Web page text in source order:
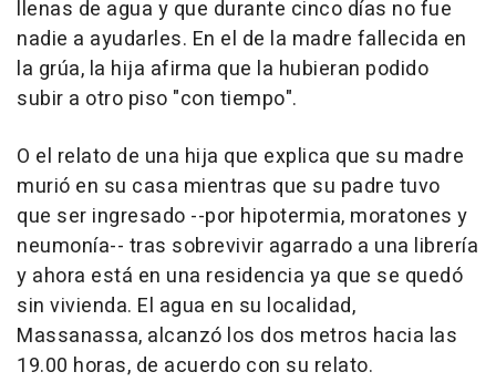
llenas de agua y que durante cinco días no fue
nadie a ayudarles. En el de la madre fallecida en
la grúa, la hija afirma que la hubieran podido
subir a otro piso "con tiempo".
O el relato de una hija que explica que su madre
murió en su casa mientras que su padre tuvo
que ser ingresado --por hipotermia, moratones y
neumonía-- tras sobrevivir agarrado a una librería
y ahora está en una residencia ya que se quedó
sin vivienda. El agua en su localidad,
Massanassa, alcanzó los dos metros hacia las
19.00 horas, de acuerdo con su relato.